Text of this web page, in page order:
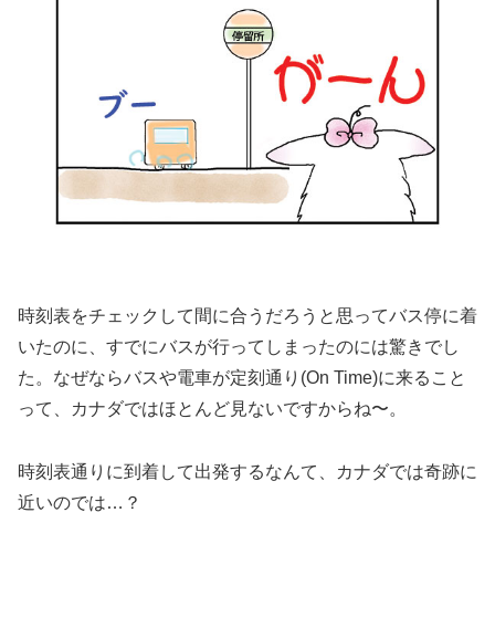
時刻表をチェックして間に合うだろうと思ってバス停に着
いたのに、すでにバスが行ってしまったのには驚きでし
た。なぜならバスや電車が定刻通り(On Time)に来ること
って、カナダではほとんど見ないですからね〜。
時刻表通りに到着して出発するなんて、カナダでは奇跡に
近いのでは…？